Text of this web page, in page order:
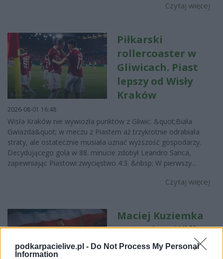
podkarpacielive.pl - Do Not Process My Personal
Information
Czytaj więcej
Piłkarski
rollercoaster w
Gliwicach. Piast
lepszy od Wisły
Kraków
2026-08-01 16:48
Wisła Kraków nie wywiozła punktów z Gliwic. &quot;Biała
Gwiazda&quot; w meczu z Piastem aż trzykrotnie odrabiała
straty, ale ostatecznie musiała uznać wyższość gospodarzy.
Decydującego gola w 88. minucie zdobył Leandro Sanca,
zapewniając Piastowi zwycięstwo 4:3. &nbsp; W pierwszy...
Czytaj więcej
Maciej Kuziemka
zostanie w Wiśle
Kraków? Jarosław